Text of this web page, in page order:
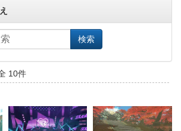
検索
10件